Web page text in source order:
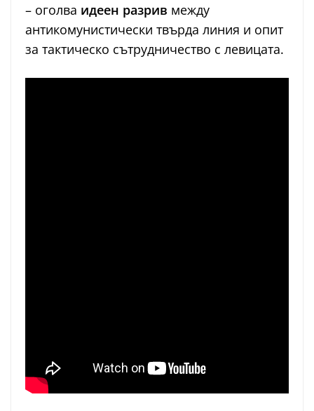
– оголва идеен разрив между
антикомунистически твърда линия и опит
за тактическо сътрудничество с левицата.